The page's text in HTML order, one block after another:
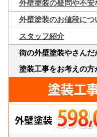
外壁塗装の疑問や不
外壁塗装のお値段につ
スタッフ紹介
街の外壁塗装やさん
塗装工事をお考えの